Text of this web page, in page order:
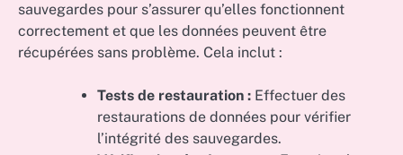
sauvegardes pour s’assurer qu’elles fonctionnent
correctement et que les données peuvent être
récupérées sans problème. Cela inclut :
Tests de restauration : Effectuer des
restaurations de données pour vérifier
l’intégrité des sauvegardes.